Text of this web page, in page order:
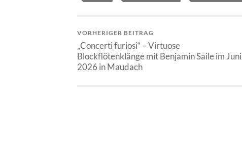
VORHERIGER BEITRAG
„Concerti furiosi“ – Virtuose
Blockflötenklänge mit Benjamin Saile im Juni
2026 in Maudach